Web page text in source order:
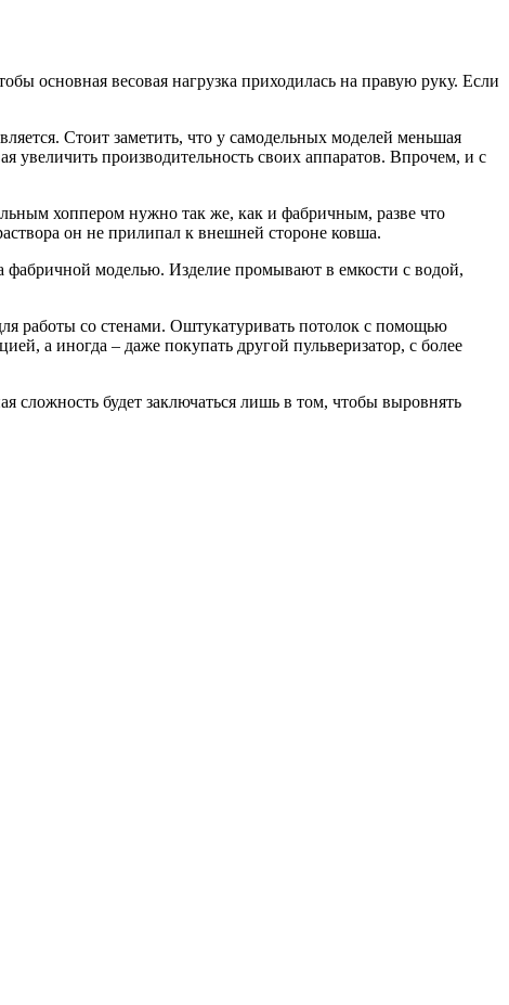
основная весовая нагрузка приходилась на правую руку. Если
Стоит заметить, что у самодельных моделей меньшая
производительность своих аппаратов. Впрочем, и с
хоппером нужно так же, как и фабричным, разве что
он не прилипал к внешней стороне ковша.
фабричной моделью. Изделие промывают в емкости с водой,
работы со стенами. Оштукатуривать потолок с помощью
а иногда – даже покупать другой пульверизатор, с более
сложность будет заключаться лишь в том, чтобы выровнять